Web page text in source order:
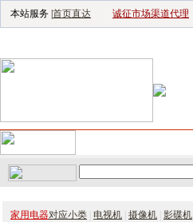
本站服务 | 首页直达 诚征市场渠道代理
家用电器对应小类 电视机 摄像机 影碟机